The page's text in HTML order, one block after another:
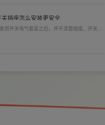
插座怎么安装更安全
用开关电气套装之后，并不清楚插座、开关合